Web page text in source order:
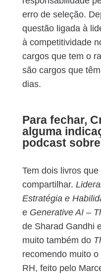
erro de seleção.
questão ligada à
à competitividade
cargos que tem o
são cargos que
dias.
Para fechar,
alguma
podcast
Tem dois livros
compartilhar.
Estratégia e
e Generative AI –
de Sharad Gandhi
muito também do
recomendo muito
RH, feito pelo